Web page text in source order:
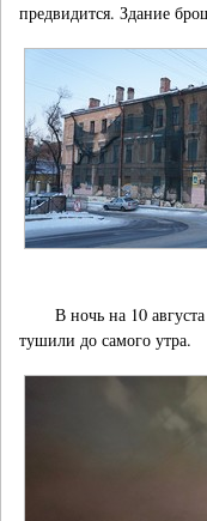
предвидится. Здание
В ночь на 10
тушили до самого утра.